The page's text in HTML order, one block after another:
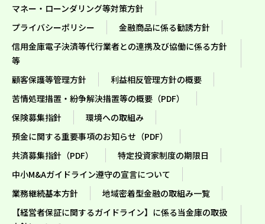
マネー・ローンダリング等対策方針
プライバシーポリシー
金融商品に係る勧誘方針
信用金庫電子決済等代行業者との連携及び協働に係る方針
等
顧客保護等管理方針
利益相反管理方針の概要
苦情処理措置・紛争解決措置等の概要（PDF）
保険募集指針
環境への取組み
預金に関する重要事項のお知らせ（PDF）
共済募集指針（PDF）
特定投資家制度の期限日
中小M&Aガイドライン遵守の宣言について
業務継続基本方針
地域密着型金融の取組み一覧
【経営者保証に関するガイドライン】に係る当金庫の取扱